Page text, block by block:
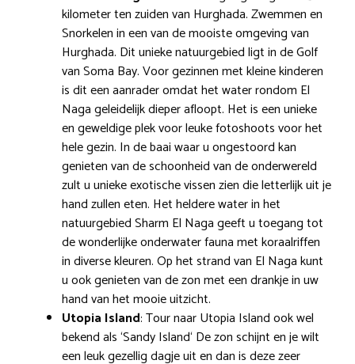
kilometer ten zuiden van Hurghada. Zwemmen en
Snorkelen in een van de mooiste omgeving van
Hurghada. Dit unieke natuurgebied ligt in de Golf
van Soma Bay. Voor gezinnen met kleine kinderen
is dit een aanrader omdat het water rondom El
Naga geleidelijk dieper afloopt. Het is een unieke
en geweldige plek voor leuke fotoshoots voor het
hele gezin. In de baai waar u ongestoord kan
genieten van de schoonheid van de onderwereld
zult u unieke exotische vissen zien die letterlijk uit je
hand zullen eten. Het heldere water in het
natuurgebied Sharm El Naga geeft u toegang tot
de wonderlijke onderwater fauna met koraalriffen
in diverse kleuren. Op het strand van El Naga kunt
u ook genieten van de zon met een drankje in uw
hand van het mooie uitzicht.
Utopia Island: Tour naar Utopia Island ook wel
bekend als ‘Sandy Island‘ De zon schijnt en je wilt
een leuk gezellig dagje uit en dan is deze zeer